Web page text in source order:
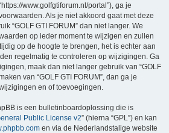
www.golfgtiforum.nl/portal”), ga je
Als je niet akkoord gaat met deze
“GOLF GTI FORUM” dan niet langer. We
op ieder moment te wijzigen en zullen
op de hoogte te brengen, het is echter aan
regelmatig te controleren op wijzigingen. Ga
maak dan niet langer gebruik van “GOLF
van “GOLF GTI FORUM”, dan ga je
en of toevoegingen.
is een bulletinboardoplossing die is
Public License v2” (hierna “GPL”) en kan
en via de Nederlandstalige website